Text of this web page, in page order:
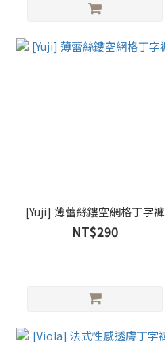
[Yuji] 薄蕾絲鏤空網格丁字褲
NT$290